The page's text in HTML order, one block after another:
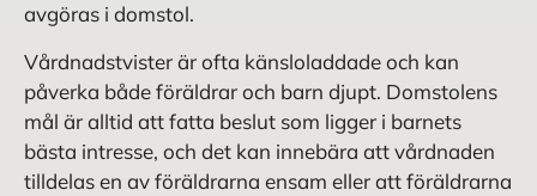
avgöras i domstol.
Vårdnadstvister är ofta känsloladdade och kan
påverka både föräldrar och barn djupt. Domstolens
mål är alltid att fatta beslut som ligger i barnets
bästa intresse, och det kan innebära att vårdnaden
tilldelas en av föräldrarna ensam eller att föräldrarna